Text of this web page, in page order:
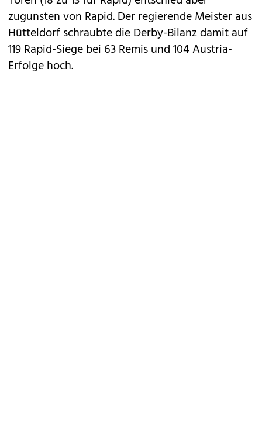
zugunsten von Rapid. Der regierende Meister aus
Hütteldorf schraubte die Derby-Bilanz damit auf
119 Rapid-Siege bei 63 Remis und 104 Austria-
Erfolge hoch.